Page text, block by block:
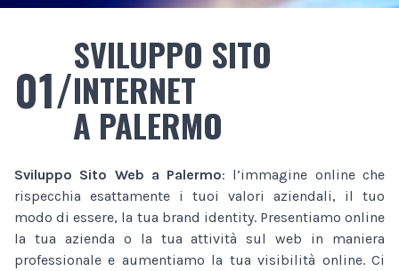
01/
SVILUPPO SITO
INTERNET
A PALERMO
Sviluppo Sito Web a Palermo: l’immagine online che
rispecchia esattamente i tuoi valori aziendali, il tuo
modo di essere, la tua brand identity. Presentiamo online
la tua azienda o la tua attività sul web in maniera
professionale e aumentiamo la tua visibilità online. Ci